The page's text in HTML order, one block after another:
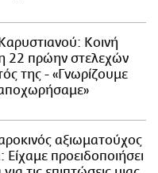
Κοινή
22 πρώην στελεχών
της - «Γνωρίζουμε
αποχωρήσαμε»
αξιωματούχος
Είχαμε προειδοποιήσει